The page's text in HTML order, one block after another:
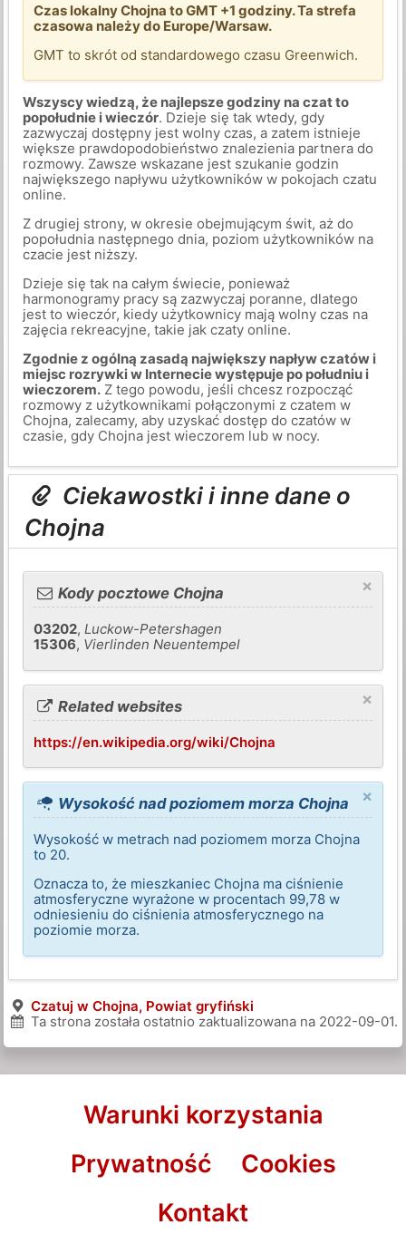
Czas lokalny Chojna to GMT +1 godziny. Ta strefa
czasowa należy do Europe/Warsaw.
GMT to skrót od standardowego czasu Greenwich.
Wszyscy wiedzą, że najlepsze godziny na czat to
popołudnie i wieczór. Dzieje się tak wtedy, gdy
zazwyczaj dostępny jest wolny czas, a zatem istnieje
większe prawdopodobieństwo znalezienia partnera do
rozmowy. Zawsze wskazane jest szukanie godzin
największego napływu użytkowników w pokojach czatu
online.
Z drugiej strony, w okresie obejmującym świt, aż do
popołudnia następnego dnia, poziom użytkowników na
czacie jest niższy.
Dzieje się tak na całym świecie, ponieważ
harmonogramy pracy są zazwyczaj poranne, dlatego
jest to wieczór, kiedy użytkownicy mają wolny czas na
zajęcia rekreacyjne, takie jak czaty online.
Zgodnie z ogólną zasadą największy napływ czatów i
miejsc rozrywki w Internecie występuje po południu i
wieczorem.Z tego powodu, jeśli chcesz rozpocząć
rozmowy z użytkownikami połączonymi z czatem w
Chojna, zalecamy, aby uzyskać dostęp do czatów w
czasie, gdy Chojna jest wieczorem lub w nocy.
Ciekawostki i inne dane o
Chojna
×
Kody pocztowe Chojna
03202,Luckow-Petershagen
15306, Vierlinden Neuentempel
×
Related websites
https://en.wikipedia.org/wiki/Chojna
×
Wysokość nad poziomem morza Chojna
Wysokość w metrach nad poziomem morza Chojna
to 20.
Oznacza to, że mieszkaniec Chojna ma ciśnienie
atmosferyczne wyrażone w procentach 99,78 w
odniesieniu do ciśnienia atmosferycznego na
poziomie morza.
Czatuj w Chojna, Powiat gryfiński
Ta strona została ostatnio zaktualizowana na 2022-09-01.
Warunki korzystania
Prywatność
Cookies
Kontakt